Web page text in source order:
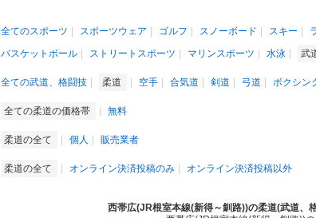
全てのスポーツ スポーツウェア ゴルフ スノーボード スキー
バスケットボール
ストリートスポーツ マリンスポーツ 水泳 武
全ての武道、格闘技 柔道 空手 合気道 剣道 弓道 ボクシン
全ての柔道の価格帯 無料
柔道の全て 個人 販売業者
柔道の全て オンライン決済投稿のみ オンライン決済投稿以外
西帯広(JR根室本線(新得～釧路))の柔道(武道、